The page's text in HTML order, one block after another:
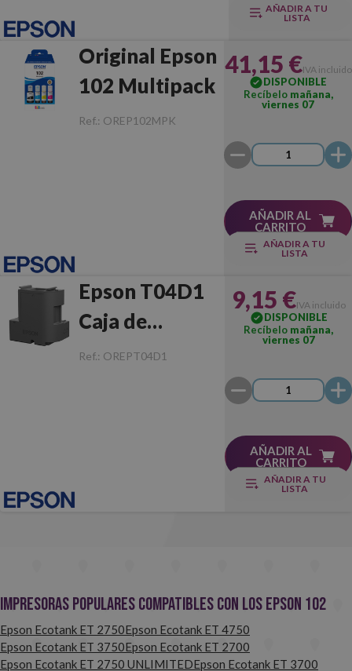
AÑADIR A TU
LISTA
Original Epson
102 Multipack
Ref.: OREP102MPK
41,15 €IVA incluido
DISPONIBLE
Recíbelo mañana,
viernes 07
AÑADIR AL
CARRITO
AÑADIR A TU
LISTA
Epson T04D1
Caja de
Mantenimiento
Ref.: OREPT04D1
9,15 €IVA incluido
DISPONIBLE
Recíbelo mañana,
viernes 07
AÑADIR AL
CARRITO
AÑADIR A TU
LISTA
Impresoras populares compatibles con los Epson 102
Epson Ecotank ET 2750Epson Ecotank ET 4750
Epson Ecotank ET 3750Epson Ecotank ET 2700
Epson Ecotank ET 2750 UNLIMITEDEpson Ecotank ET 3700